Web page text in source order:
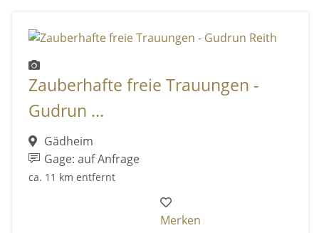
Zauberhafte freie Trauungen -
Gudrun ...
Gädheim
Gage: auf Anfrage
ca. 11 km entfernt
Merken